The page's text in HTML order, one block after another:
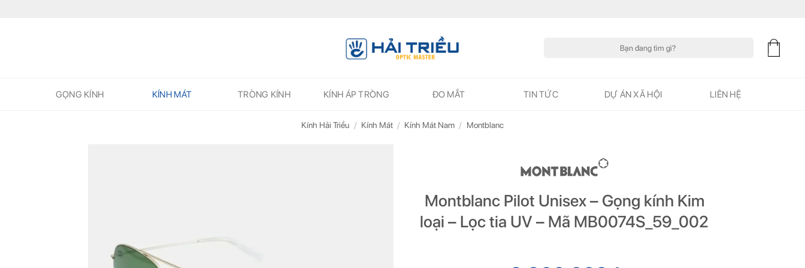
GỌNG KÍNH KÍNH MÁT TRÒNG KÍNH KÍNH ÁP TRÒNG ĐO MẮT TIN TỨC DỰ ÁN XÃ HỘI LIÊN HỆ
Kính Hải Triều / Kính Mát / Kính Mát Nam / Montblanc
Montblanc Pilot Unisex – Gọng kính Kim
loại – Lọc tia UV – Mã MB0074S_59_002